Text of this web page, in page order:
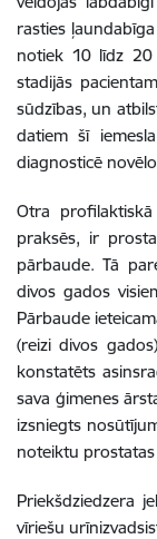
rasties
notiek 10 līdz 20
stadijās
sūdzības, un
datiem šī
diagnosticē
Otra
praksēs, ir
pārbaude. Tā
divos gados
Pārbaude
(reizi divos
konstatēts
sava ģimenes
izsniegts
noteiktu prostatas
Priekšdziedzera
vīriešu